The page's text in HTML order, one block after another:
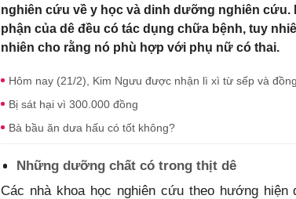
nghiên cứu về y học và dinh dưỡng nghiên cứu.
phận của dê đều có tác dụng chữa bệnh, tuy
nhiên cho rằng nó phù hợp với phụ nữ có thai.
Hôm nay (21/2), Kim Ngưu được nhận lì xì từ sếp và
Bị sát hại vì 300.000 đồng
Bà bầu ăn dưa hấu có tốt không?
Những dưỡng chất có trong thịt dê
Các nhà khoa học nghiên cứu theo hướng hiện